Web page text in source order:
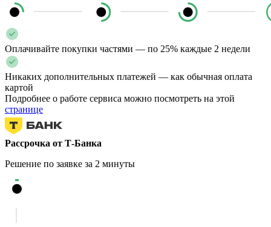
Оплачивайте покупки частями — по 25% каждые 2 недели
Никаких дополнительных платежей — как обычная оплата
картой
Подробнее о работе сервиса можно посмотреть на этой
странице
Рассрочка от Т-Банка
Решение по заявке за 2 минуты